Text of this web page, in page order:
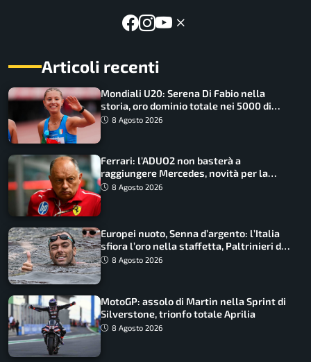
Articoli recenti
Mondiali U20: Serena Di Fabio nella
storia, oro dominio totale nei 5000 di
marcia
8 Agosto 2026
Ferrari: l’ADUO2 non basterà a
raggiungere Mercedes, novità per la
Macarena
8 Agosto 2026
Europei nuoto, Senna d’argento: l’Italia
sfiora l’oro nella staffetta, Paltrinieri da
urlo, il bilancio azzurro
8 Agosto 2026
MotoGP: assolo di Martin nella Sprint di
Silverstone, trionfo totale Aprilia
8 Agosto 2026